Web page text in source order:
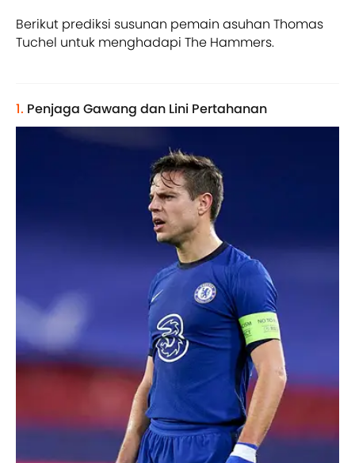
Berikut prediksi susunan pemain asuhan Thomas
Tuchel untuk menghadapi The Hammers.
1. Penjaga Gawang dan Lini Pertahanan